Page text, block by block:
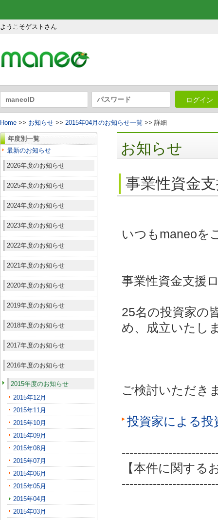
ようこそゲストさん
ログイン
Home >> お知らせ >> 2015年04月のお知らせ一覧 >> 詳細
年度別一覧
最新のお知らせ
2026年度のお知らせ
2025年度のお知らせ
2024年度のお知らせ
2023年度のお知らせ
2022年度のお知らせ
2021年度のお知らせ
2020年度のお知らせ
2019年度のお知らせ
2018年度のお知らせ
2017年度のお知らせ
2016年度のお知らせ
2015年度のお知らせ
2015年12月
2015年11月
2015年10月
2015年09月
2015年08月
2015年07月
2015年06月
2015年05月
2015年04月
2015年03月
お知らせ
事業性資金
いつもmaneoを
事業性資金支援
25名の投資家の
め、成立いたし
ご検討いただき
投資家による
【本件に関する